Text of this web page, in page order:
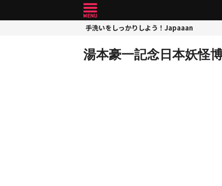
手洗いをしっかりしよう！Japaaan
湯本豪一記念日本妖怪